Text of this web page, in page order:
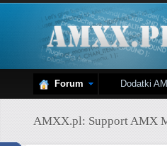
Forum Dodatki
AMXX.pl: Support AMX